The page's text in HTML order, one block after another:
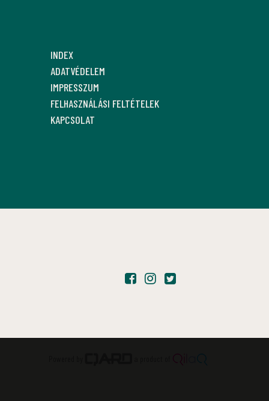
INDEX
ADATVÉDELEM
IMPRESSZUM
FELHASZNÁLÁSI FELTÉTELEK
KAPCSOLAT